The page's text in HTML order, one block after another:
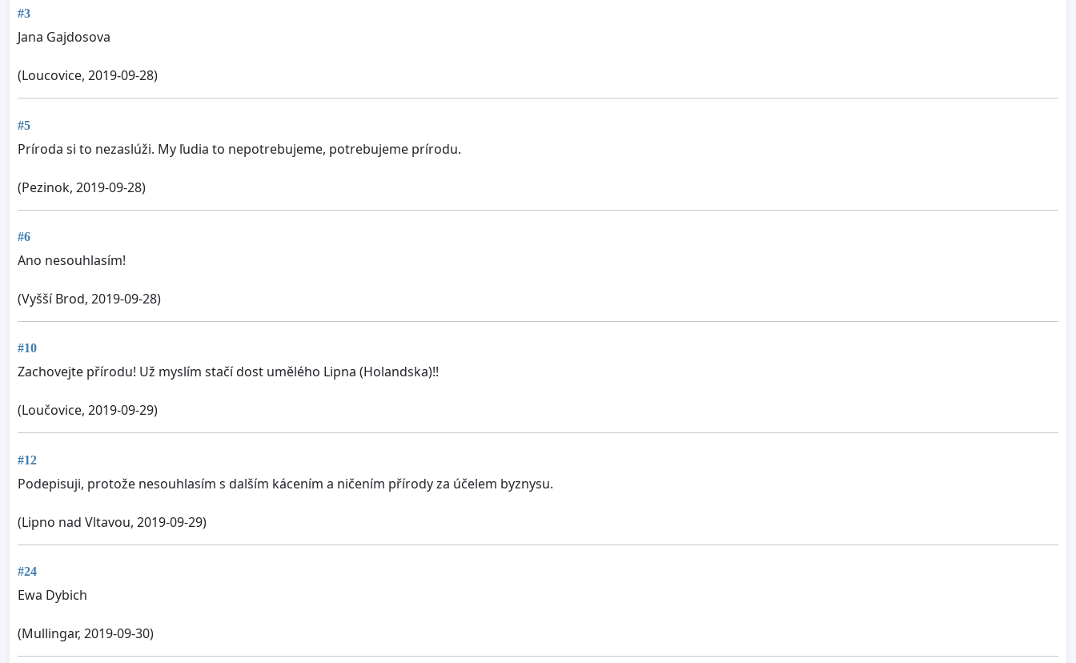
#3
Jana Gajdosova
(Loucovice, 2019-09-28)
#5
Príroda si to nezaslúži. My ľudia to nepotrebujeme, potrebujeme prírodu.
(Pezinok, 2019-09-28)
#6
Ano nesouhlasím!
(Vyšší Brod, 2019-09-28)
#10
Zachovejte přírodu! Už myslím stačí dost umělého Lipna (Holandska)!!
(Loučovice, 2019-09-29)
#12
Podepisuji, protože nesouhlasím s dalším kácením a ničením přírody za účelem byznysu.
(Lipno nad Vltavou, 2019-09-29)
#24
Ewa Dybich
(Mullingar, 2019-09-30)